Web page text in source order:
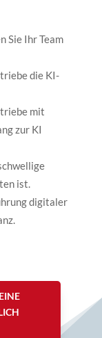
Sie Ihr Team
die KI-
mit
zur KI
ist.
digitaler
D